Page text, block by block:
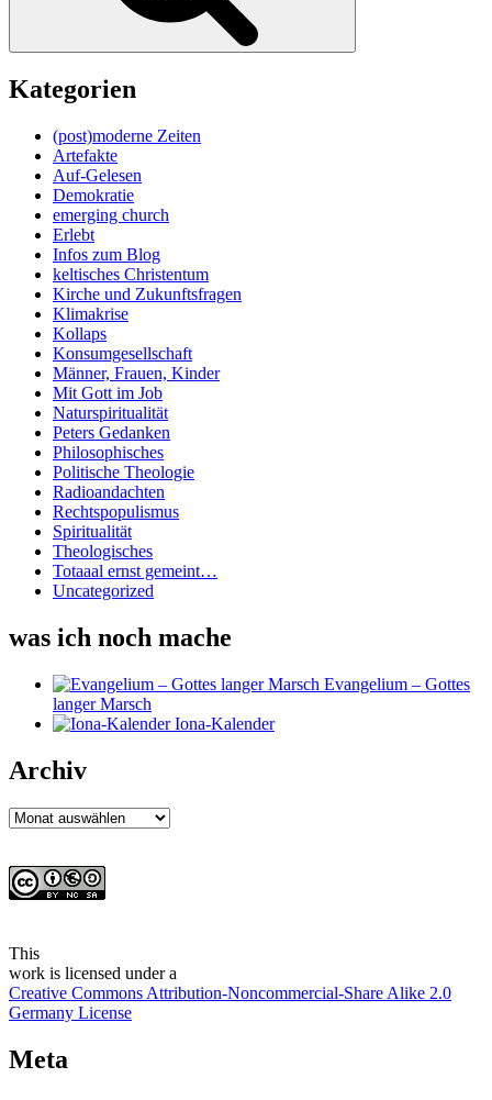
Kategorien
(post)moderne Zeiten
Artefakte
Auf-Gelesen
Demokratie
emerging church
Erlebt
Infos zum Blog
keltisches Christentum
Kirche und Zukunftsfragen
Klimakrise
Kollaps
Konsumgesellschaft
Männer, Frauen, Kinder
Mit Gott im Job
Naturspiritualität
Peters Gedanken
Philosophisches
Politische Theologie
Radioandachten
Rechtspopulismus
Spiritualität
Theologisches
Totaaal ernst gemeint…
Uncategorized
was ich noch mache
Evangelium – Gottes
langer Marsch
Iona-Kalender
Archiv
Archiv
This
work is licensed under a
Creative Commons Attribution-Noncommercial-Share Alike 2.0
Germany License
Meta